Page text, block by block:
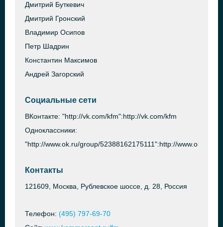
Дмитрий Буткевич
Дмитрий Гронский
Владимир Осипов
Петр Шадрин
Константин Максимов
Андрей Загорский
Социальные сети
ВКонтакте: "http://vk.com/kfm":http://vk.com/kfm
Одноклассники:
"http://www.ok.ru/group/52388162175111":http://www.ok.ru/
Контакты
121609, Москва, Рублевское шоссе, д. 28, Россия
Телефон: (495) 797-69-70